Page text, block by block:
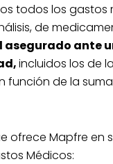
todos los gastos
de
asegurado ante
incluidos los de
función de la
ofrece Mapfre en
Médicos: